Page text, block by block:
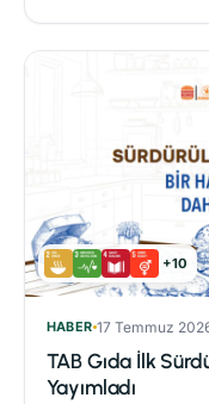
+10
HABER 17 Temmuz
TAB Gıda İlk
Yayımladı